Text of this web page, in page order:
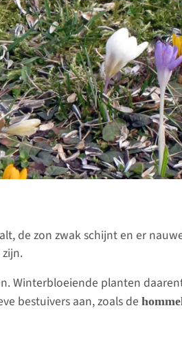
de zon zwak schijnt en er
Winterbloeiende planten
bestuivers aan, zoals de